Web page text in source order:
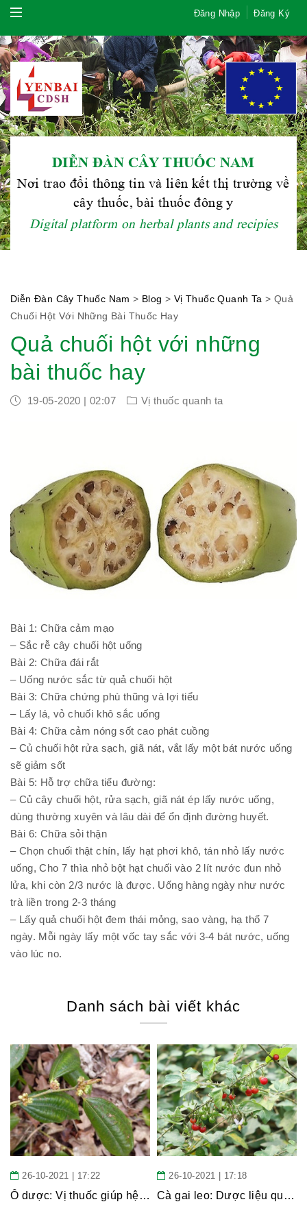
Đăng Nhập Đăng Ký
DIỄN ĐÀN CÂY THUỐC NAM
Nơi trao đổi thông tin và liên kết thị trường về
cây thuốc, bài thuốc đông y
Digital platform on herbal plants and recipies
Diễn Đàn Cây Thuốc Nam > Blog > Vị Thuốc Quanh Ta > Quả
Chuối Hột Với Những Bài Thuốc Hay
Quả chuối hột với những
bài thuốc hay
19-05-2020 | 02:07 Vị thuốc quanh ta
Bài 1: Chữa cảm mạo
– Sắc rễ cây chuối hột uống
Bài 2: Chữa đái rắt
– Uống nước sắc từ quả chuối hột
Bài 3: Chữa chứng phù thũng và lợi tiểu
– Lấy lá, vỏ chuối khô sắc uống
Bài 4: Chữa cảm nóng sốt cao phát cuồng
– Củ chuối hột rửa sạch, giã nát, vắt lấy một bát nước uống
sẽ giảm sốt
Bài 5: Hỗ trợ chữa tiểu đường:
– Củ cây chuối hột, rửa sạch, giã nát ép lấy nước uống,
dùng thường xuyên và lâu dài để ổn định đường huyết.
Bài 6: Chữa sỏi thận
– Chọn chuối thật chín, lấy hạt phơi khô, tán nhỏ lấy nước
uống, Cho 7 thìa nhỏ bột hạt chuối vào 2 lít nước đun nhỏ
lửa, khi còn 2/3 nước là được. Uống hàng ngày như nước
trà liền trong 2-3 tháng
– Lấy quả chuối hột đem thái mỏng, sao vàng, hạ thổ 7
ngày. Mỗi ngày lấy một vốc tay sắc với 3-4 bát nước, uống
vào lúc no.
Danh sách bài viết khác
26-10-2021 | 17:22
Ô dược: Vị thuốc giúp hệ tiêu hóa khỏe mạnh
26-10-2021 | 17:18
Cà gai leo: Dược liệu quý trong vườn thuốc Nam